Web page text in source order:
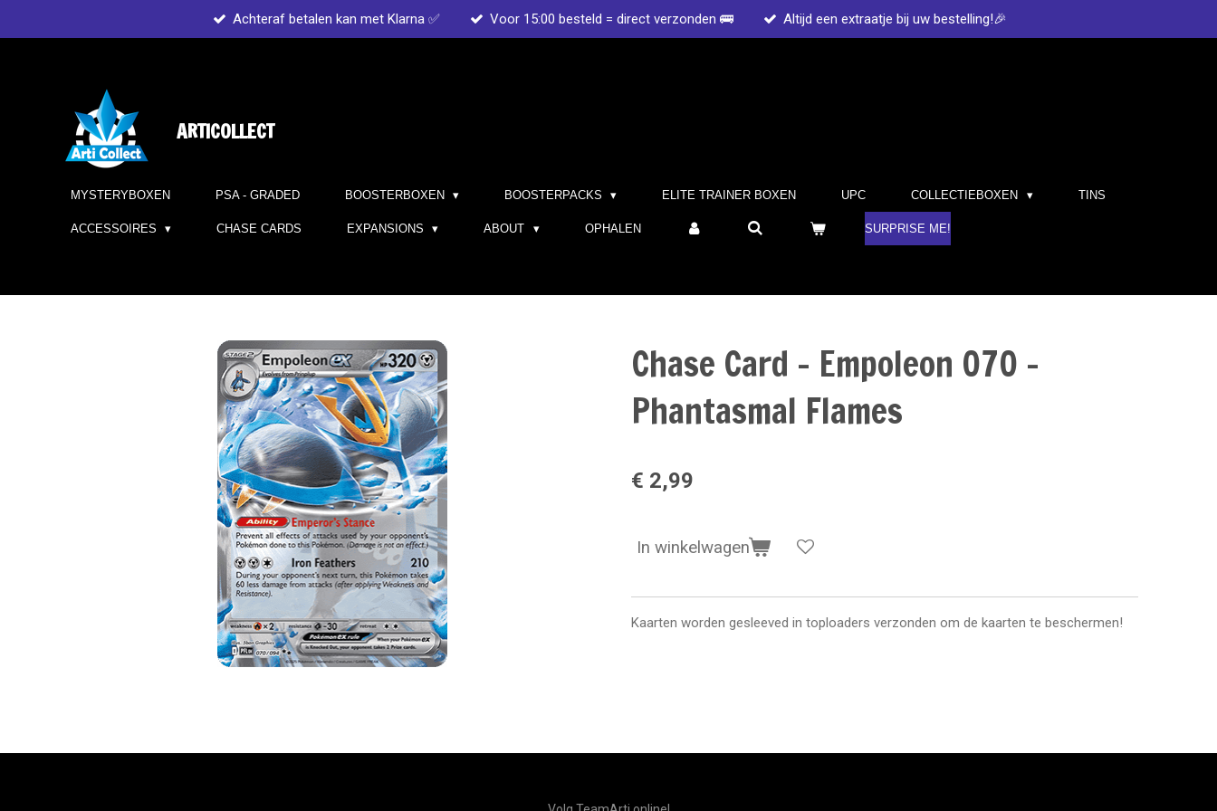
hoofdinhoud
Achteraf betalen kan met Klarna ✅ Voor 15:00 besteld = direct verzonden 🚌 Altijd een extraatje bij uw bestelling!🎉
ARTICOLLECT
MYSTERYBOXEN PSA - GRADED BOOSTERBOXEN BOOSTERPACKS ELITE TRAINER BOXEN UPC COLLECTIEBOXEN TINS
ACCESSOIRES CHASE CARDS EXPANSIONS ABOUT OPHALEN SURPRISE ME!
Chase Card - Empoleon 070 -
Phantasmal Flames
€ 2,99
In winkelwagen
Kaarten worden gesleeved in toploaders verzonden om de kaarten te beschermen!